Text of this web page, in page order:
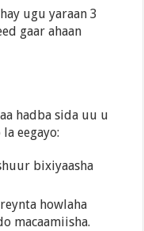
ugu yaraan 3
gaar ahaan
hadba sida uu u
eegayo:
bixiyaasha
howlaha
macaamiisha.